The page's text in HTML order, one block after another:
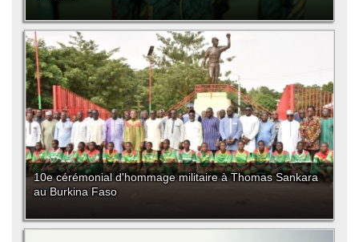
10e cérémonial d'hommage militaire à Thomas Sankara
au Burkina Faso